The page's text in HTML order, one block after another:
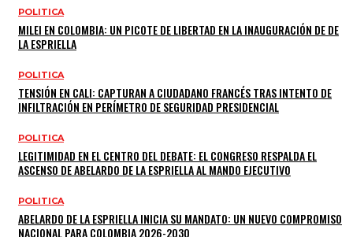
POLITICA
MILEI EN COLOMBIA: UN PICOTE DE LIBERTAD EN LA INAUGURACIÓN DE DE
LA ESPRIELLA
POLITICA
TENSIÓN EN CALI: CAPTURAN A CIUDADANO FRANCÉS TRAS INTENTO DE
INFILTRACIÓN EN PERÍMETRO DE SEGURIDAD PRESIDENCIAL
POLITICA
LEGITIMIDAD EN EL CENTRO DEL DEBATE: EL CONGRESO RESPALDA EL
ASCENSO DE ABELARDO DE LA ESPRIELLA AL MANDO EJECUTIVO
POLITICA
ABELARDO DE LA ESPRIELLA INICIA SU MANDATO: UN NUEVO COMPROMISO
NACIONAL PARA COLOMBIA 2026-2030